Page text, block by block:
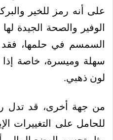
على أنه رمز للخير
الوفير والصحة الجيدة
السمسم في حلمها، فقد
سهلة وميسرة، خاصة
لون ذهبي.
من جهة أخرى، قد تدل
للحامل على التغييرات